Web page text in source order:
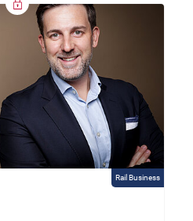
Rail Business